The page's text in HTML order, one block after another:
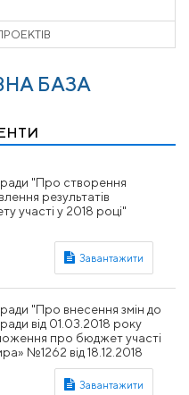
БАЗА
ради "Про створення
результатів
участі у 2018 році"
"Про внесення змін до
від 01.03.2018 року
про бюджет участі
№1262 від 18.12.2018